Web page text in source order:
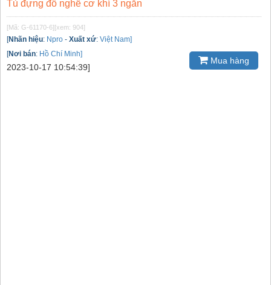
Tủ đựng đồ nghề cơ khí 3 ngăn
[Mã: G-61170-6] [xem: 904]
[Nhãn hiệu: Npro - Xuất xứ: Việt Nam]
[Nơi bán: Hồ Chí Minh]
2023-10-17 10:54:39]
Mua hàng